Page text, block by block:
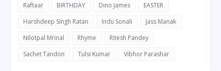
Raftaar
BIRTHDAY Dino James
EASTER
Harshdeep Singh Ratan
Indu Sonali
Jass Manak
Nilotpal Mrinal
Rhyme
Ritesh Pandey
Sachet Tandon
Tulsi Kumar Vibhor Parashar